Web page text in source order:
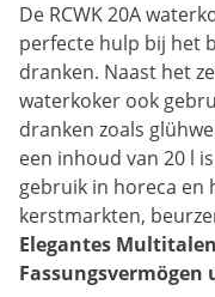
De RCWK 20A
perfecte hulp bij het
dranken. Naast het
waterkoker ook
dranken zoals
een inhoud van 20 l
gebruik in horeca en
kerstmarkten,
Elegantes
Fassungsvermögen